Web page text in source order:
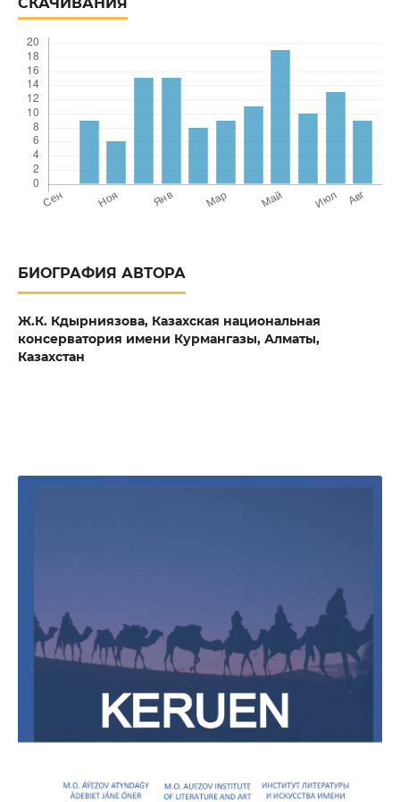
СКАЧИВАНИЯ
БИОГРАФИЯ АВТОРА
Ж.К. Кдырниязова, Казахская национальная
консерватория имени Курмангазы, Алматы,
Казахстан